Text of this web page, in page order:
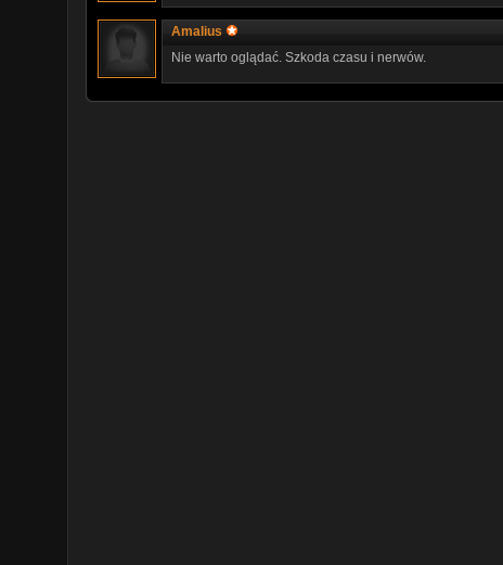
Amalius
Nie warto oglądać. Szkoda czasu i nerwów.